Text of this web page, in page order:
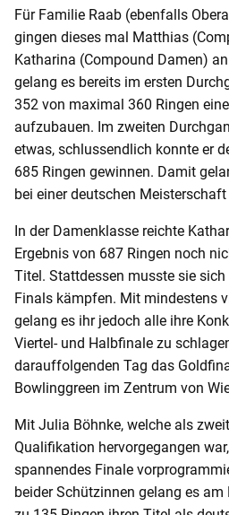
Für Familie Raab (ebenfalls
gingen dieses mal Matthias
Katharina (Compound Damen)
gelang es bereits im ersten
352 von maximal 360 Ringen
aufzubauen. Im zweiten
etwas, schlussendlich konnte er
685 Ringen gewinnen. Damit
bei einer deutschen
In der Damenklasse reichte
Ergebnis von 687 Ringen noch
Titel. Stattdessen musste sie
Finals kämpfen. Mit mindestens
gelang es ihr jedoch alle ihre
Viertel- und Halbfinale zu
darauffolgenden Tag das
Bowlinggreen im Zentrum von
Mit Julia Böhnke, welche als
Qualifikation hervorgegangen
spannendes Finale
beider Schützinnen gelang es